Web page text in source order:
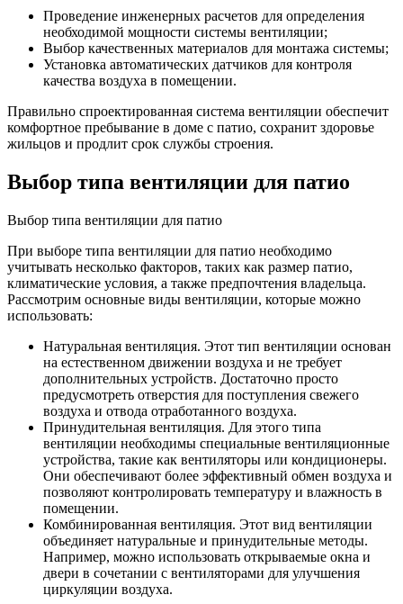
Проведение инженерных расчетов для определения
необходимой мощности системы вентиляции;
Выбор качественных материалов для монтажа системы;
Установка автоматических датчиков для контроля
качества воздуха в помещении.
Правильно спроектированная система вентиляции обеспечит
комфортное пребывание в доме с патио, сохранит здоровье
жильцов и продлит срок службы строения.
Выбор типа вентиляции для патио
Выбор типа вентиляции для патио
При выборе типа вентиляции для патио необходимо
учитывать несколько факторов, таких как размер патио,
климатические условия, а также предпочтения владельца.
Рассмотрим основные виды вентиляции, которые можно
использовать:
Натуральная вентиляция. Этот тип вентиляции основан
на естественном движении воздуха и не требует
дополнительных устройств. Достаточно просто
предусмотреть отверстия для поступления свежего
воздуха и отвода отработанного воздуха.
Принудительная вентиляция. Для этого типа
вентиляции необходимы специальные вентиляционные
устройства, такие как вентиляторы или кондиционеры.
Они обеспечивают более эффективный обмен воздуха и
позволяют контролировать температуру и влажность в
помещении.
Комбинированная вентиляция. Этот вид вентиляции
объединяет натуральные и принудительные методы.
Например, можно использовать открываемые окна и
двери в сочетании с вентиляторами для улучшения
циркуляции воздуха.